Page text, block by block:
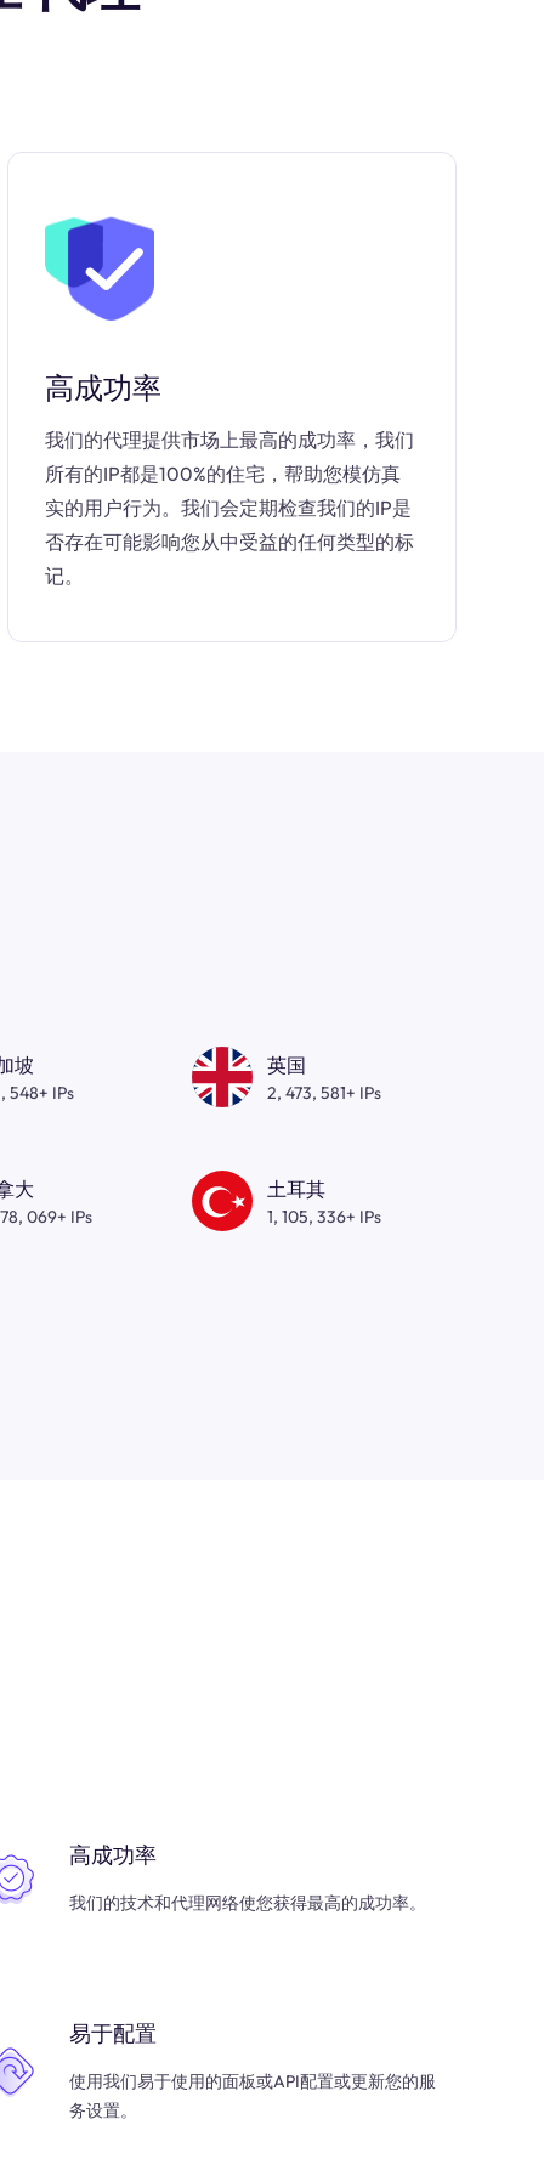
高成功率
我们的代理提供市场上最高的成功率，我们
所有的IP都是100%的住宅，帮助您模仿真
实的用户行为。我们会定期检查我们的IP是
否存在可能影响您从中受益的任何类型的标
记。
坡
548+ IPs
英国
2, 473, 581+ IPs
大
069+ IPs
土耳其
1, 105, 336+ IPs
高成功率
我们的技术和代理网络使您获得最高的成功率。
易于配置
使用我们易于使用的面板或API配置或更新您的服
务设置。